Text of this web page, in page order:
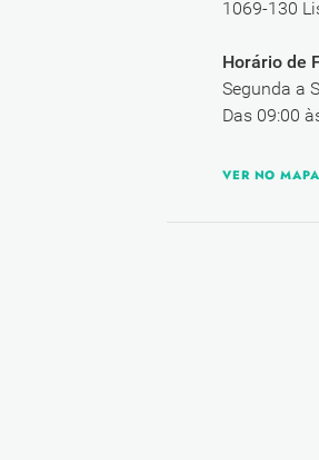
1069-130
Horário de
Segunda a
Das 09:00
VER NO MAPA